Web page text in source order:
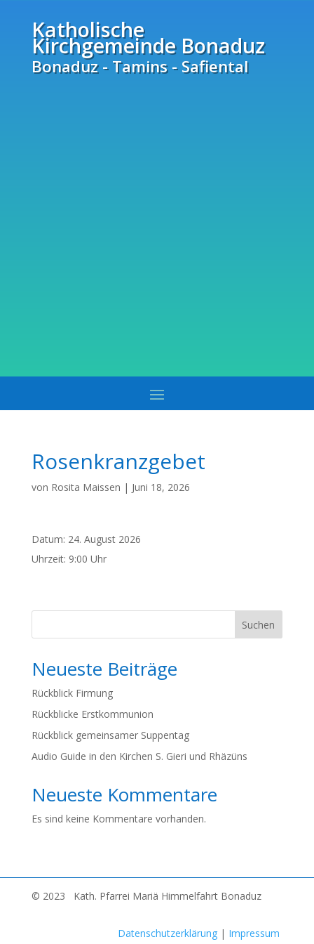
Katholische
Kirchgemeinde Bonaduz
Bonaduz - Tamins - Safiental
Rosenkranzgebet
von Rosita Maissen | Juni 18, 2026
Datum: 24. August 2026
Uhrzeit: 9:00 Uhr
Suchen
Neueste Beiträge
Rückblick Firmung
Rückblicke Erstkommunion
Rückblick gemeinsamer Suppentag
Audio Guide in den Kirchen S. Gieri und Rhäzüns
Neueste Kommentare
Es sind keine Kommentare vorhanden.
© 2023 Kath. Pfarrei Mariä Himmelfahrt Bonaduz
Datenschutzerklärung | Impressum